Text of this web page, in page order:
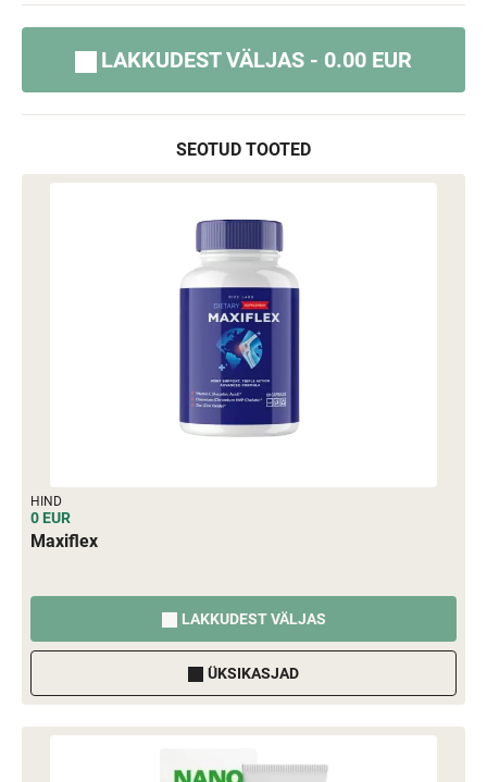
LAKKUDEST VÄLJAS - 0.00 EUR
SEOTUD TOOTED
HIND
0 EUR
Maxiflex
LAKKUDEST VÄLJAS
ÜKSIKASJAD